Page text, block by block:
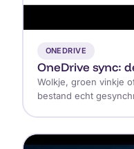
ONEDRIVE
OneDrive sync:
Wolkje, groen vinkje
bestand echt